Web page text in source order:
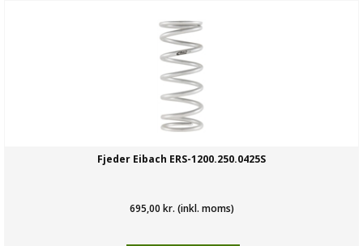
Fjeder Eibach ERS-1200.250.0425S
695,00 kr. (inkl. moms)